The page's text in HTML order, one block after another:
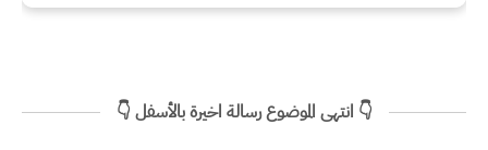
👇 انتهى الموضوع رسالة اخيرة بالأسفل 👇